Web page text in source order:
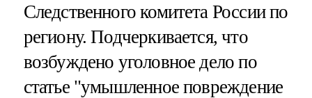
Следственного комитета России по
региону. Подчеркивается, что
возбуждено уголовное дело по
статье "умышленное повреждение